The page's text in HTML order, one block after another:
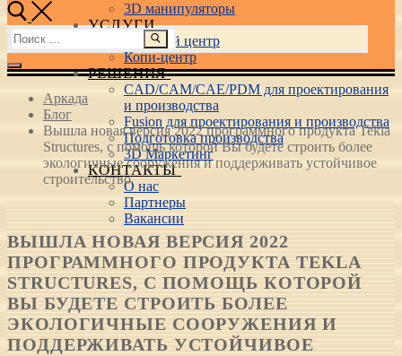
3D манипуляторы
УСЛУГИ
Учебный центр
Копи-центр
РЕШЕНИЯ
CAD/CAM/CAE/PDM для проектирования
и производства
Fusion для проектирования и производства
Подготовка производства
3D Маркетинг
КОНТАКТЫ
О нас
Партнеры
Вакансии
Найти:
Аркада
Блог
Вышла новая версия 2022 программного продукта Tekla
Structures, с помощь которой Вы будете строить более
экологичные сооружения и поддерживать устойчивое
строительство
ВЫШЛА НОВАЯ ВЕРСИЯ 2022
ПРОГРАММНОГО ПРОДУКТА TEKLA
STRUCTURES, С ПОМОЩЬ КОТОРОЙ
ВЫ БУДЕТЕ СТРОИТЬ БОЛЕЕ
ЭКОЛОГИЧНЫЕ СООРУЖЕНИЯ И
ПОДДЕРЖИВАТЬ УСТОЙЧИВОЕ